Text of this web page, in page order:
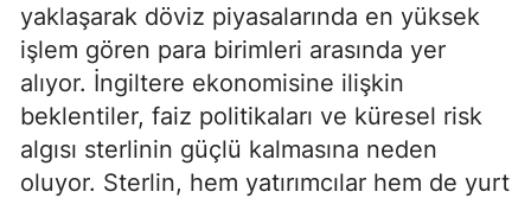
yaklaşarak döviz piyasalarında en yüksek
işlem gören para birimleri arasında yer
alıyor. İngiltere ekonomisine ilişkin
beklentiler, faiz politikaları ve küresel risk
algısı sterlinin güçlü kalmasına neden
oluyor. Sterlin, hem yatırımcılar hem de yurt